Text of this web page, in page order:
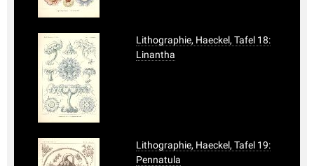
Lithographie, Haeckel, Tafel 18:
Linantha
Lithographie, Haeckel, Tafel 19:
Pennatula